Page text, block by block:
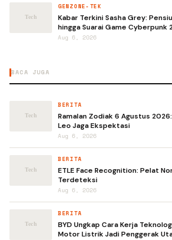
GENZONE-TEK
Kabar Terkini Sasha Grey:
hingga Suarai Game Cyberpunk
Aug 6, 2026
BACA JUGA
BERITA
Ramalan Zodiak 6 Agustus
Leo Jaga Ekspektasi
Aug 6, 2026
BERITA
ETLE Face Recognition: Pelat
Terdeteksi
Aug 6, 2026
BERITA
BYD Ungkap Cara Kerja
Motor Listrik Jadi Penggerak